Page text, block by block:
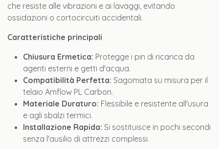
che resiste alle vibrazioni e ai lavaggi, evitando
ossidazioni o cortocircuiti accidentali.
Caratteristiche principali
Chiusura Ermetica: Protegge i pin di ricarica da
agenti esterni e getti d'acqua.
Compatibilità Perfetta: Sagomata su misura per il
telaio Amflow PL Carbon.
Materiale Duraturo: Flessibile e resistente all'usura
e agli sbalzi termici.
Installazione Rapida: Si sostituisce in pochi secondi
senza l'ausilio di attrezzi complessi.